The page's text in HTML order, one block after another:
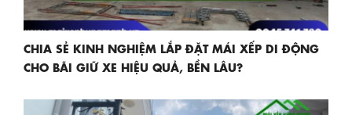
CHIA SẺ KINH NGHIỆM LẮP ĐẶT MÁI XẾP DI ĐỘNG
CHO BÃI GIỮ XE HIỆU QUẢ, BỀN LÂU?